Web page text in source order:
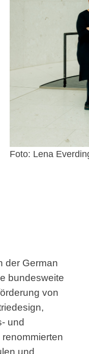
Foto: Lena
der German
bundesweite
von
und
und